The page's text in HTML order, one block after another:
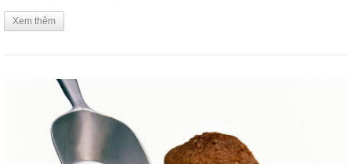
Xem thêm